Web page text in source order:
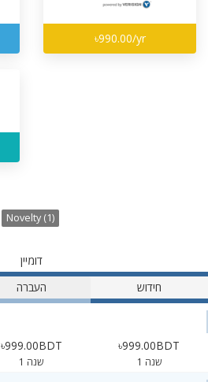
৳990.00/yr
Novelty (1)
דומיין
העברה חידוש
৳999.00BDT
1 שנה
৳999.00BDT
1 שנה